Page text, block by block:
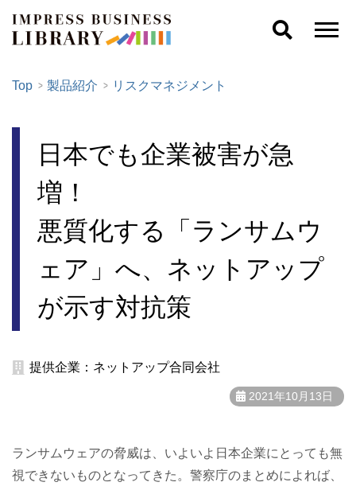
Top 製品紹介 リスクマネジメント
日本でも企業被害が急
増！
悪質化する「ランサムウ
ェア」へ、ネットアップ
が示す対抗策
提供企業：ネットアップ合同会社
2021年10月13日
ランサムウェアの脅威は、いよいよ日本企業にとっても無
視できないものとなってきた。警察庁のまとめによれば、